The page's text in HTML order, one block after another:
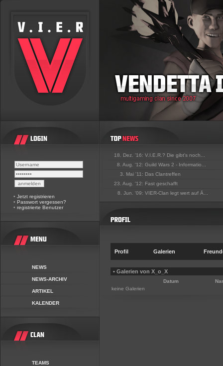
• Jetzt registrieren
• Passwort vergessen?
• registrierte Benutzer
NEWS
NEWS-ARCHIV
ARTIKEL
KALENDER
TEAMS
18. Dez. '16: V.I.E.R.? Die gibt's noch...
8. Aug. '12: Guild Wars 2 - Informatio...
3. Mai '11: Das Clantreffen
23. Aug. '12: Fast geschafft
8. Jun. '09: VIER-Clan legt wert auf Ä...
Profil Galerien
• Galerien von X_o_X
Datum
keine Galerien